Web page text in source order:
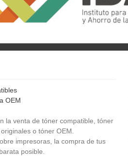
OEM
la venta de tóner compatible, tóner
o tóner OEM.
impresoras, la compra de tus
posible.